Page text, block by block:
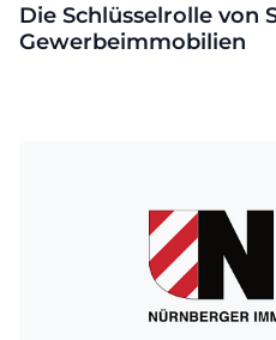
Die Schlüsselrolle von
Gewerbeimmobilien